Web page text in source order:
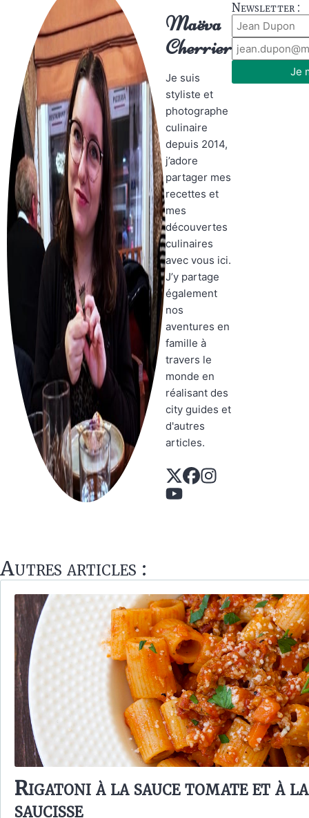
Maëva
Cherrier
Je suis
styliste et
photographe
culinaire
depuis 2014,
j’adore
partager mes
recettes et
mes
découvertes
culinaires
avec vous ici.
J’y partage
également
nos
aventures en
famille à
travers le
monde en
réalisant des
city guides et
d'autres
articles.
Newsletter :
Je
Autres articles :
Rigatoni à la sauce tomate et à
saucisse